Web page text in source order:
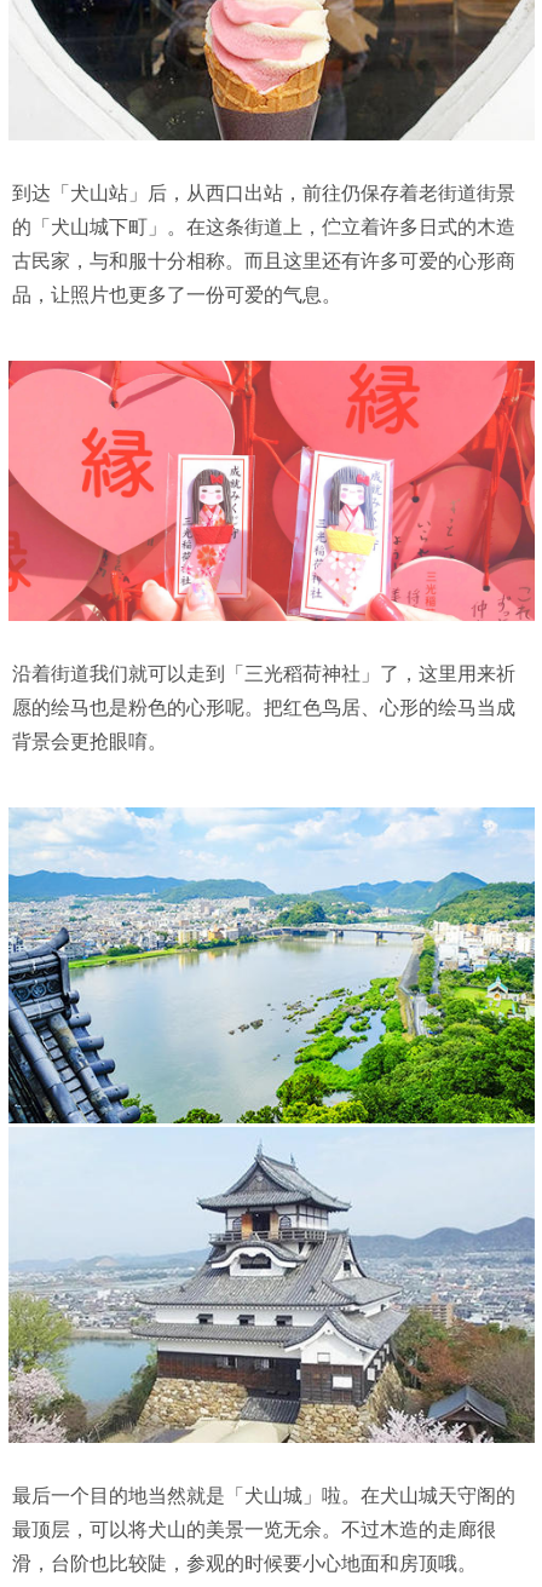
到达「犬山站」后，从西口出站，前往仍保存着老街道街景
的「犬山城下町」。在这条街道上，伫立着许多日式的木造
古民家，与和服十分相称。而且这里还有许多可爱的心形商
品，让照片也更多了一份可爱的气息。
沿着街道我们就可以走到「三光稻荷神社」了，这里用来祈
愿的绘马也是粉色的心形呢。把红色鸟居、心形的绘马当成
背景会更抢眼唷。
最后一个目的地当然就是「犬山城」啦。在犬山城天守阁的
最顶层，可以将犬山的美景一览无余。不过木造的走廊很
滑，台阶也比较陡，参观的时候要小心地面和房顶哦。